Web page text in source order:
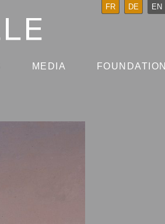
MEDIA FOUNDATION
FR DE EN